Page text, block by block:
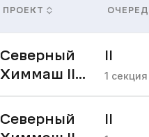
ПРОЕКТ
Северный
Химмаш II
II
1 секция
Северный
II